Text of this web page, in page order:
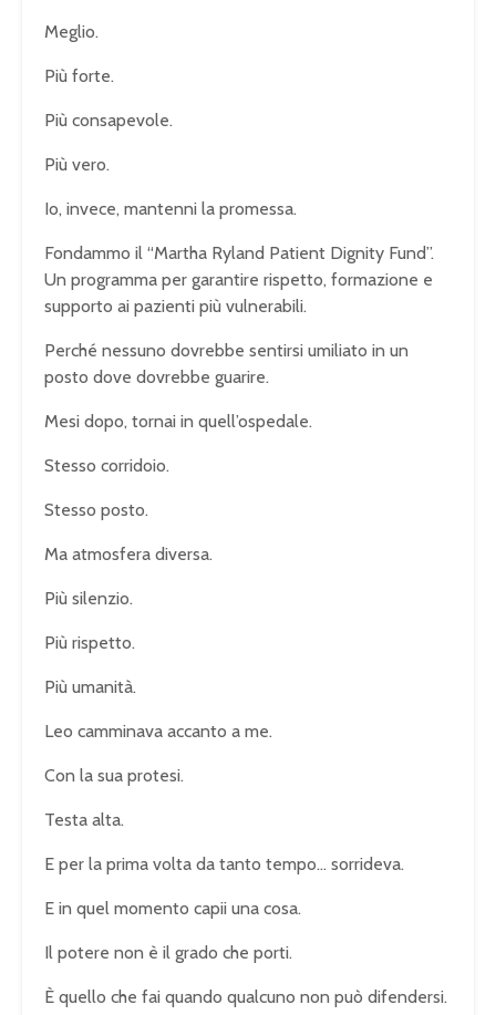
Meglio.
Più forte.
Più consapevole.
Più vero.
Io, invece, mantenni la promessa.
Fondammo il “Martha Ryland Patient Dignity Fund”.
Un programma per garantire rispetto, formazione e
supporto ai pazienti più vulnerabili.
Perché nessuno dovrebbe sentirsi umiliato in un
posto dove dovrebbe guarire.
Mesi dopo, tornai in quell’ospedale.
Stesso corridoio.
Stesso posto.
Ma atmosfera diversa.
Più silenzio.
Più rispetto.
Più umanità.
Leo camminava accanto a me.
Con la sua protesi.
Testa alta.
E per la prima volta da tanto tempo… sorrideva.
E in quel momento capii una cosa.
Il potere non è il grado che porti.
È quello che fai quando qualcuno non può difendersi.